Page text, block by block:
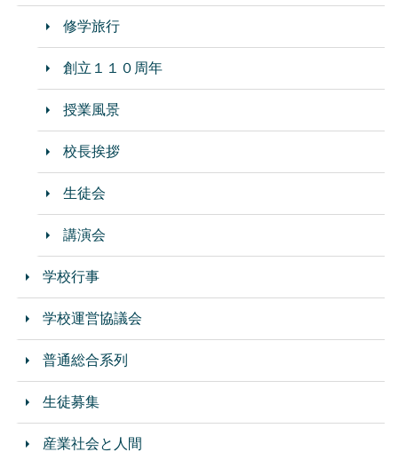
修学旅行
創立１１０周年
授業風景
校長挨拶
生徒会
講演会
学校行事
学校運営協議会
普通総合系列
生徒募集
産業社会と人間